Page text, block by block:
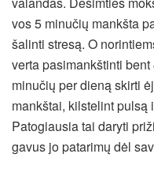
vos 5 minučių mankšta
šalinti stresą. O
verta pasimankštinti
minučių per dieną skirti
mankštai, kilstelint pulsą
Patogiausia tai daryti
gavus jo patarimų dėl